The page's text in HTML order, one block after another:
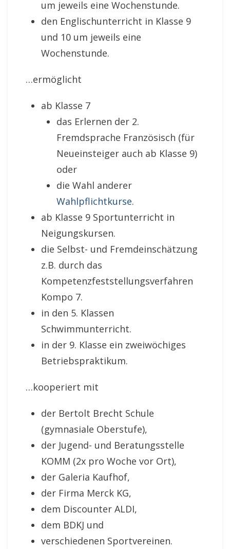
um jeweils eine Wochenstunde.
den Englischunterricht in Klasse 9
und 10 um jeweils eine
Wochenstunde.
…ermöglicht
ab Klasse 7
das Erlernen der 2.
Fremdsprache Französisch (für
Neueinsteiger auch ab Klasse 9)
oder
die Wahl anderer
Wahlpflichtkurse.
ab Klasse 9 Sportunterricht in
Neigungskursen.
die Selbst- und Fremdeinschätzung
z.B. durch das
Kompetenzfeststellungsverfahren
Kompo 7.
in den 5. Klassen
Schwimmunterricht.
in der 9. Klasse ein zweiwöchiges
Betriebspraktikum.
…kooperiert mit
der Bertolt Brecht Schule
(gymnasiale Oberstufe),
der Jugend- und Beratungsstelle
KOMM (2x pro Woche vor Ort),
der Galeria Kaufhof,
der Firma Merck KG,
dem Discounter ALDI,
dem BDKJ und
verschiedenen Sportvereinen.